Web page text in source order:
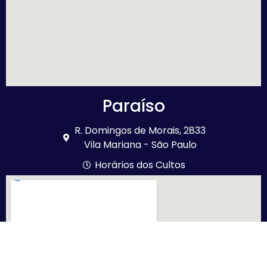
Paraíso
R. Domingos de Morais, 2833
Vila Mariana - São Paulo
Horários dos Cultos